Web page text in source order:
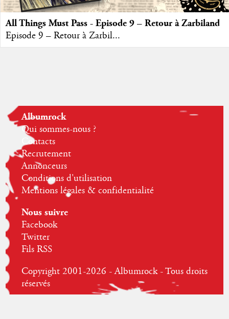
All Things Must Pass - Episode 9 – Retour à Zarbiland
Episode 9 – Retour à Zarbil...
Albumrock
Qui sommes-nous ?
Contacts
Recrutement
Annonceurs
Conditions d'utilisation
Mentions légales & confidentialité
Nous suivre
Facebook
Twitter
Fils RSS
Copyright 2001-2026 - Albumrock - Tous droits
réservés